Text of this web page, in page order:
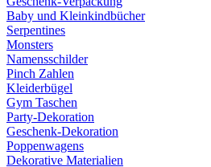
Baby und Kleinkindbücher
Serpentines
Monsters
Namensschilder
Pinch Zahlen
Kleiderbügel
Gym Taschen
Party-Dekoration
Geschenk-Dekoration
Poppenwagens
Dekorative Materialien